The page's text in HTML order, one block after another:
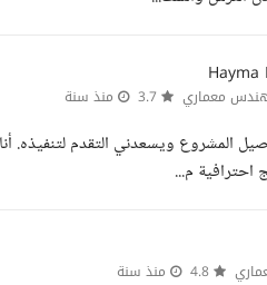
Hayma
معماري منذ سنة
المشروع ويسعدني التقدم
احترافية م...
منذ سنة